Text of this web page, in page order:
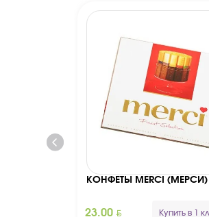
КОНФЕТЫ MERCI (МЕРСИ)
23.00 BYN Купить в 1